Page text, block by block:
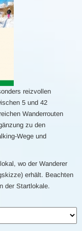
reizvollen
5 und 42
Wanderrouten
zu den
Wege und
wo der Wanderer
erhält. Beachten
der Startlokale.